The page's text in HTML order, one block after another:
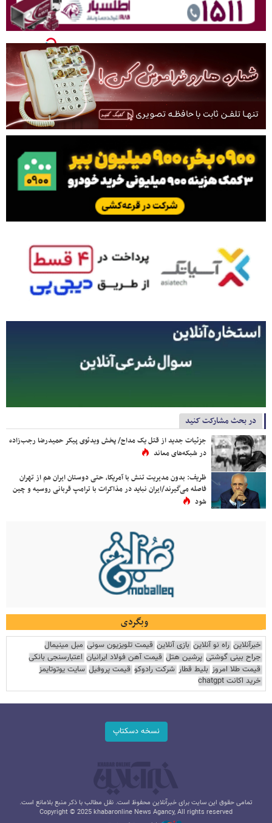
در بحث مشارکت کنید
جزئیات جدید از قتل یک مداح/ پخش ویدئوی پیکر حمیدرضا رجب‌زاده
در شبکه‌های معاند
ظریف: بدون مدیریت تنش با آمریکا، حتی دوستان ایران هم از تهران
فاصله می‌گیرند/ایران نباید در مذاکرات با ترامپ قربانی روسیه و چین
شود
وبگردی
خبرآنلاین راه نو آنلاین بازی آنلاین قیمت تلویزیون سونی مبل مینیمال
جراح بینی گوشتی پرشین هتل قیمت آهن فولاد ایرانیان اعتبارسنجی بانکی
قیمت طلا امروز بلیط قطار شرکت رادوکو قیمت پروفیل سایت یوتوتایمز
خرید اکانت chatgpt
نسخه دسکتاپ
تمامی حقوق این سایت برای خبرآنلاین محفوظ است. نقل مطالب با ذکر منبع بلامانع است.
Copyright © 2025 khabaronline News Agancy, All rights reserved